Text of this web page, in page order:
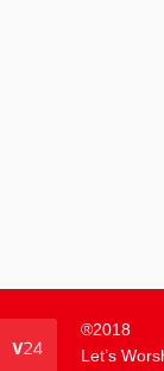
®2018
Let’s